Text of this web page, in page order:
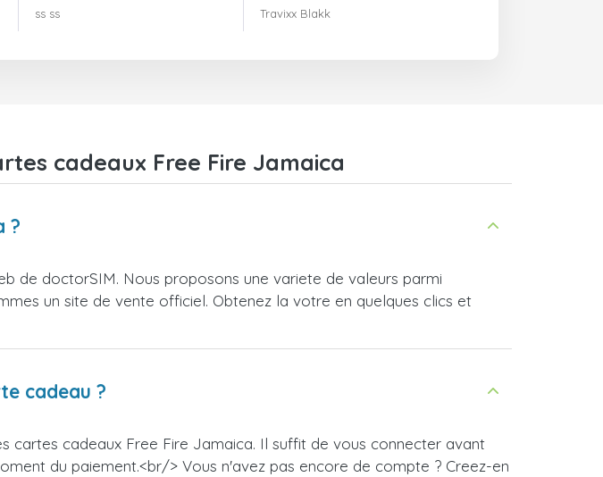
ss ss
Travixx Blakk
cadeaux Free Fire Jamaica
?
de doctorSIM. Nous proposons une variete de valeurs parmi
un site de vente officiel. Obtenez la votre en quelques clics et
cadeau ?
cartes cadeaux Free Fire Jamaica. Il suffit de vous connecter avant
du paiement.<br/> Vous n'avez pas encore de compte ? Creez-en